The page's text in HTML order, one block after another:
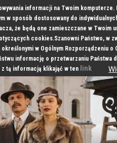
informacji na Twoim
w sposób dostosowany do
że będą one zamieszczane w Twoim
cookies.Szanowni Państwo, w
w Ogólnym Rozporządzeniu o
informację o przetwarzaniu Państwa
z tą informacją klikająć w ten link